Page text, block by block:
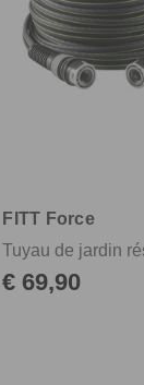
FITT Force
€ 69,90